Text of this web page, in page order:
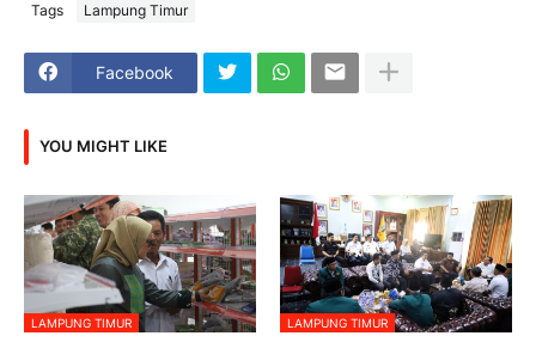
Tags Lampung Timur
Facebook
YOU MIGHT LIKE
LAMPUNG TIMUR LAMPUNG TIMUR